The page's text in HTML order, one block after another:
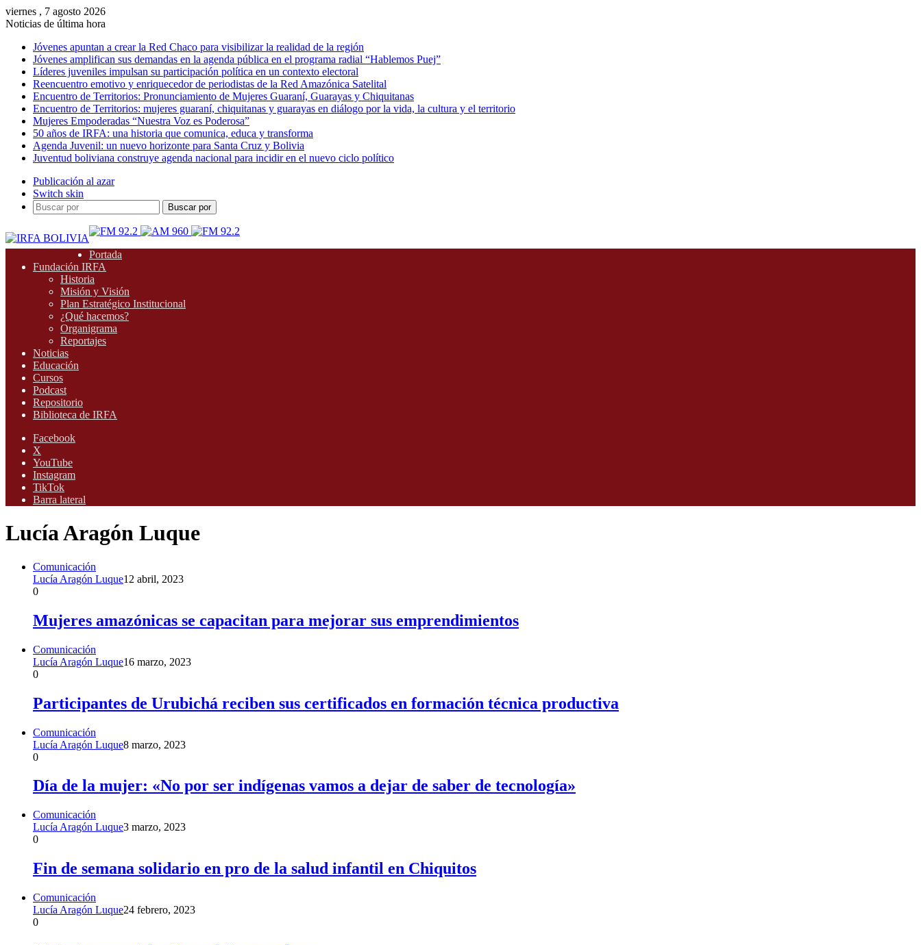
viernes , 7 agosto 2026
Noticias de última hora
Jóvenes apuntan a crear la Red Chaco para visibilizar la realidad de la región
Jóvenes amplifican sus demandas en la agenda pública en el programa radial “Hablemos Puej”
Líderes juveniles impulsan su participación política en un contexto electoral
Reencuentro emotivo y enriquecedor de periodistas de la Red Amazónica Satelital
Encuentro de Territorios: Pronunciamiento de Mujeres Guaraní, Guarayas y Chiquitanas
Encuentro de Territorios: mujeres guaraní, chiquitanas y guarayas en diálogo por la vida, la cultura y el territorio
Mujeres Empoderadas “Nuestra Voz es Poderosa”
50 años de IRFA: una historia que comunica, educa y transforma
Agenda Juvenil: un nuevo horizonte para Santa Cruz y Bolivia
Juventud boliviana construye agenda nacional para incidir en el nuevo ciclo político
Publicación al azar
Switch skin
Buscar por
Portada
Fundación IRFA
Historia
Misión y Visión
Plan Estratégico Institucional
¿Qué hacemos?
Organigrama
Reportajes
Noticias
Educación
Cursos
Podcast
Repositorio
Biblioteca de IRFA
Facebook
X
YouTube
Instagram
TikTok
Barra lateral
Lucía Aragón Luque
Comunicación
Lucía Aragón Luque12 abril, 2023
0
Mujeres amazónicas se capacitan para mejorar sus emprendimientos
Comunicación
Lucía Aragón Luque16 marzo, 2023
0
Participantes de Urubichá reciben sus certificados en formación técnica productiva
Comunicación
Lucía Aragón Luque8 marzo, 2023
0
Día de la mujer: «No por ser indígenas vamos a dejar de saber de tecnología»
Comunicación
Lucía Aragón Luque3 marzo, 2023
0
Fin de semana solidario en pro de la salud infantil en Chiquitos
Comunicación
Lucía Aragón Luque24 febrero, 2023
0